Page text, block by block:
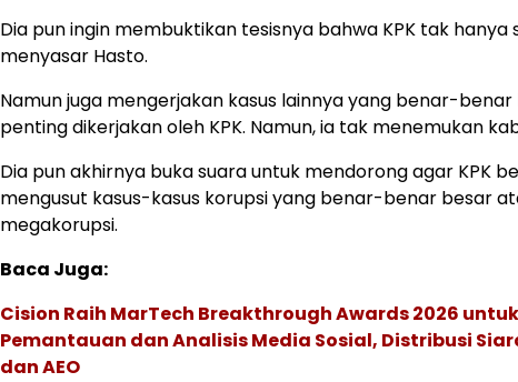
Dia pun ingin membuktikan tesisnya bahwa KPK tak hanya
menyasar Hasto.
Namun juga mengerjakan kasus lainnya yang benar-benar
penting dikerjakan oleh KPK. Namun, ia tak menemukan
Dia pun akhirnya buka suara untuk mendorong agar KPK
mengusut kasus-kasus korupsi yang benar-benar besar
megakorupsi.
Baca Juga:
Cision Raih MarTech Breakthrough Awards 2026 untuk
Pemantauan dan Analisis Media Sosial, Distribusi
dan AEO